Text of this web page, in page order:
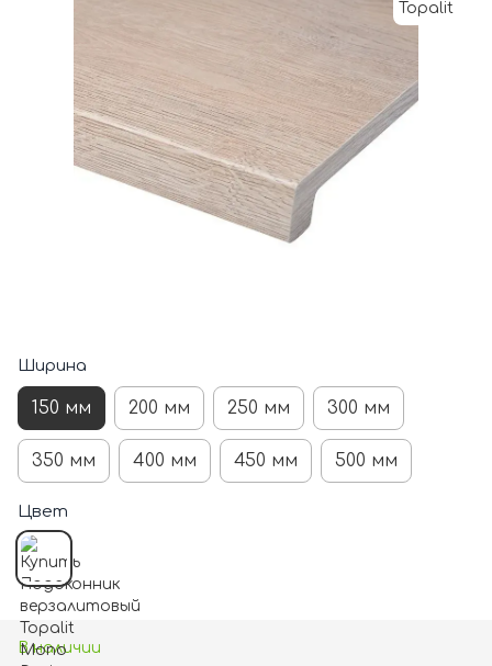
Ширина
150 мм 200 мм 250 мм 300 мм
350 мм 400 мм 450 мм 500 мм
Цвет
В наличии